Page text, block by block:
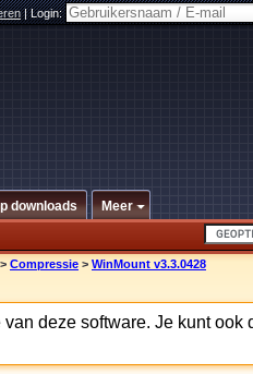
|Login:
downloads Meer
> Compressie > WinMount v3.3.0428
deze software. Je kunt ook